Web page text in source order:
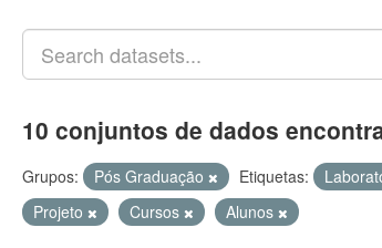
10 conjuntos de dados
Grupos: Pós Graduação Etiquetas:
Projeto
Cursos Alunos